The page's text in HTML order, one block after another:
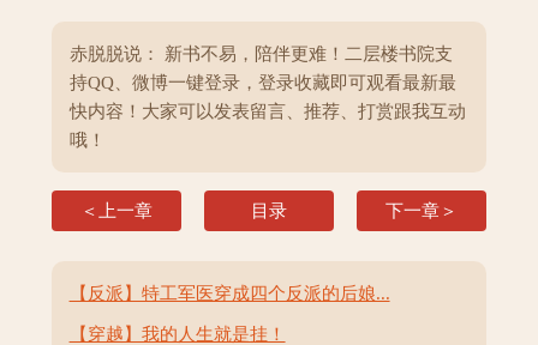
赤脱脱说： 新书不易，陪伴更难！二层楼书院支
持QQ、微博一键登录，登录收藏即可观看最新最
快内容！大家可以发表留言、推荐、打赏跟我互动
哦！
＜上一章 目录 下一章＞
【反派】特工军医穿成四个反派的后娘...
【穿越】我的人生就是挂！